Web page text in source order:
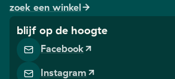
zoek een winkel
blijf op de hoogte
Facebook
Instagram